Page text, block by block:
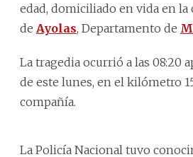
edad, domiciliado en vida en la
de Ayolas, Departamento de
La tragedia ocurrió a las 08:20
de este lunes, en el kilómetro
compañía.
La Policía Nacional tuvo